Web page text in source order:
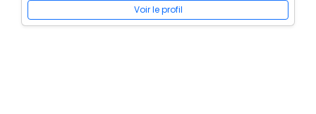
Voir le profil